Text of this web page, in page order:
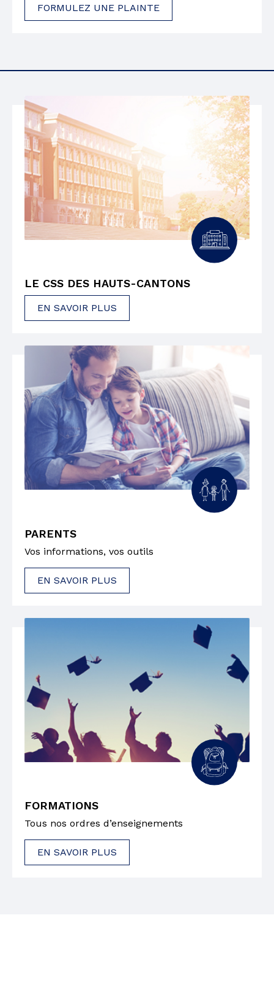
FORMULEZ UNE PLAINTE
LE CSS DES HAUTS-CANTONS
EN SAVOIR PLUS
PARENTS
Vos informations, vos outils
EN SAVOIR PLUS
FORMATIONS
Tous nos ordres d’enseignements
EN SAVOIR PLUS